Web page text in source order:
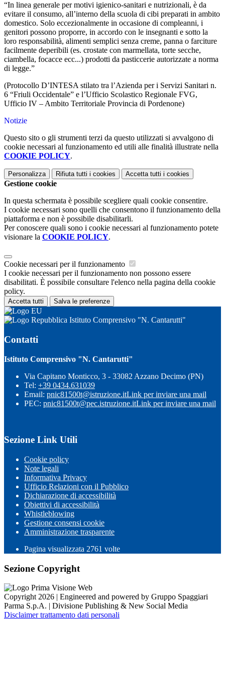
“In linea generale per motivi igienico-sanitari e nutrizionali, è da
evitare il consumo, all’interno della scuola di cibi preparati in ambito
domestico. Solo eccezionalmente in occasione di compleanni, i
genitori possono proporre, in accordo con le insegnanti e sotto la
loro responsabilità, alimenti semplici senza creme, panna o farciture
facilmente deperibili (es. crostate con marmellata, torte secche,
ciambella, focacce ecc...) prodotti da pasticcerie autorizzate a norma
di legge.”
(Protocollo D’INTESA stilato tra l’Azienda per i Servizi Sanitari n.
6 “Friuli Occidentale” e l’Ufficio Scolastico Regionale FVG,
Ufficio IV – Ambito Territoriale Provincia di Pordenone)
Notizie
Questo sito o gli strumenti terzi da questo utilizzati si avvalgono di
cookie necessari al funzionamento ed utili alle finalità illustrate nella
COOKIE POLICY.
Personalizza Rifiuta tutti i cookies Accetta tutti i cookies
Gestione cookie
In questa schermata è possibile scegliere quali cookie consentire.
I cookie necessari sono quelli che consentono il funzionamento della
piattaforma e non è possibile disabilitarli.
Per conoscere quali sono i cookie necessari al funzionamento potete
visionare la COOKIE POLICY.
Cookie necessari per il funzionamento
I cookie necessari per il funzionamento non possono essere
disabilitati. È possibile consultare l'elenco nella pagina della cookie
policy.
Accetta tutti Salva le preferenze
Istituto Comprensivo "N. Cantarutti"
Contatti
Istituto Comprensivo "N. Cantarutti"
Via Capitano Monticco, 3 - 33082 Azzano Decimo (PN)
Tel: +39 0434.631039
Email: pnic81500t@istruzione.itLink per inviare una mail
PEC: pnic81500t@pec.istruzione.itLink per inviare una mail
Sezione Link Utili
Cookie policy
Note legali
Informativa Privacy
Ufficio Relazioni con il Pubblico
Dichiarazione di accessibilità
Obiettivi di accessibilità
Whistleblowing
Gestione consensi cookie
Amministrazione trasparente
Pagina visualizzata 2761 volte
Sezione Copyright
Copyright 2026 | Engineered and powered by Gruppo Spaggiari
Parma S.p.A. | Divisione Publishing & New Social Media
Disclaimer trattamento dati personali